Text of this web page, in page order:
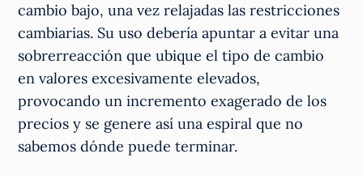
cambio bajo, una vez relajadas las restricciones
cambiarias. Su uso debería apuntar a evitar una
sobrerreacción que ubique el tipo de cambio
en valores excesivamente elevados,
provocando un incremento exagerado de los
precios y se genere así una espiral que no
sabemos dónde puede terminar.